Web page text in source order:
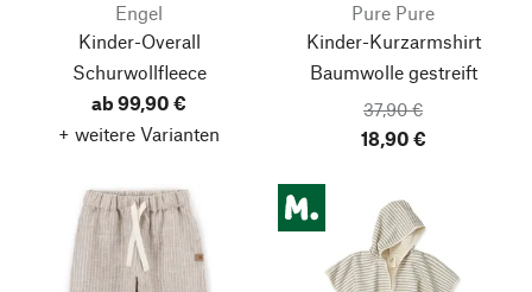
Engel
Kinder-Overall
Schurwollfleece
ab 99,90 €
+ weitere Varianten
Pure Pure
Kinder-Kurzarmshirt
Baumwolle gestreift
37,90 €
18,90 €